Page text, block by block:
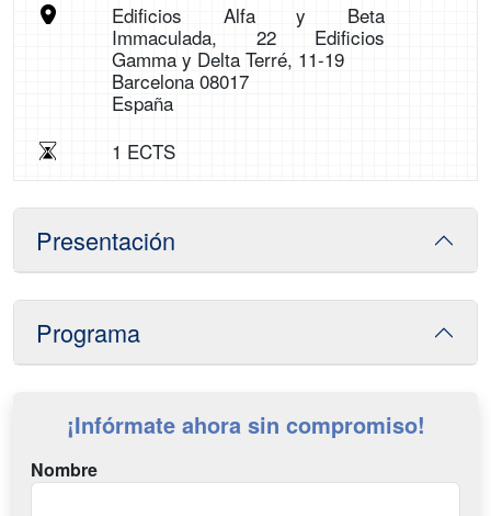
Edificios Alfa y Beta
Immaculada, 22 Edificios
Gamma y Delta Terré, 11-19
Barcelona 08017
España
1 ECTS
Presentación
Programa
¡Infórmate ahora sin compromiso!
Nombre